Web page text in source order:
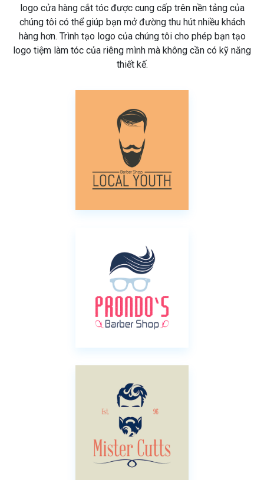
logo cửa hàng cắt tóc được cung cấp trên nền tảng của
chúng tôi có thể giúp bạn mở đường thu hút nhiều khách
hàng hơn. Trình tạo logo của chúng tôi cho phép bạn tạo
logo tiệm làm tóc của riêng mình mà không cần có kỹ năng
thiết kế.